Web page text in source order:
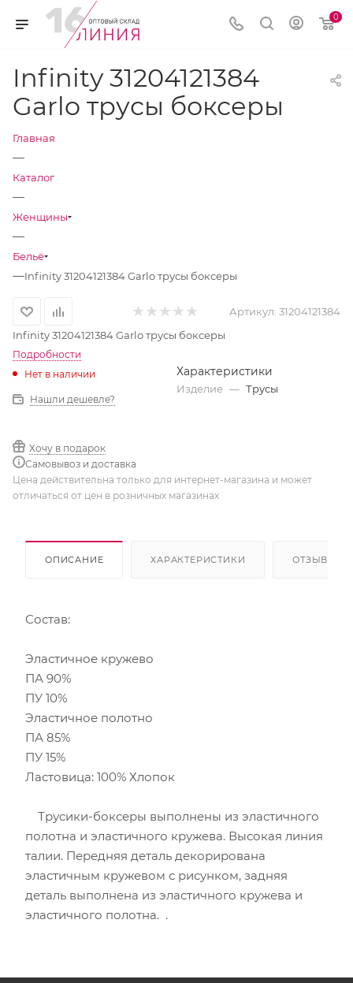
0
Infinity 31204121384
Garlo трусы боксеры
Главная
—
Каталог
—
Женщины
—
Бельё
—Infinity 31204121384 Garlo трусы боксеры
Артикул: 31204121384
Infinity 31204121384 Garlo трусы боксеры
Подробности
Нет в наличии
Нашли дешевле?
Хочу в подарок
Самовывоз и доставка
Характеристики
Изделие — Трусы
Цена действительна только для интернет-магазина и может
отличаться от цен в розничных магазинах
ОПИСАНИЕ ХАРАКТЕРИСТИКИ ОТЗЫВЫ
Состав:
Эластичное кружево
ПА 90%
ПУ 10%
Эластичное полотно
ПА 85%
ПУ 15%
Ластовица: 100% Хлопок
Трусики-боксеры выполнены из эластичного
полотна и эластичного кружева. Высокая линия
талии. Передняя деталь декорирована
эластичным кружевом с рисунком, задняя
деталь выполнена из эластичного кружева и
эластичного полотна. .